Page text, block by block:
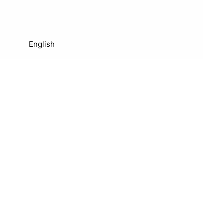
English